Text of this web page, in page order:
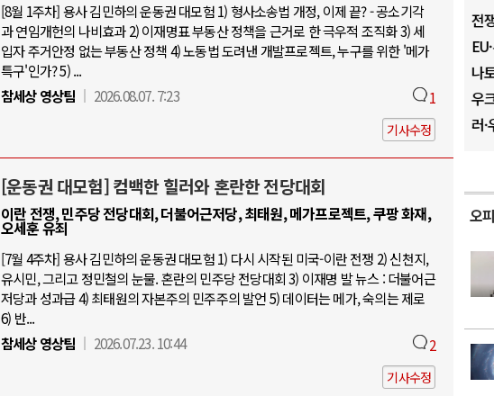
[8월 1주차] 용사 김민하의 운동권 대모험 1) 형사소송법 개정, 이제 끝? - 공소기각
과 연임개헌의 나비효과 2) 이재명표 부동산 정책을 근거로 한 극우적 조직화 3) 세
입자 주거안정 없는 부동산 정책 4) 노동법 도려낸 개발프로젝트, 누구를 위한 '메가
특구'인가? 5) ...
참세상 영상팀
2026.08.07. 7:23 1
기사수정
[운동권 대모험] 컴백한 힐러와 혼란한 전당대회
이란 전쟁, 민주당 전당대회, 더불어근저당, 최태원, 메가프로젝트, 쿠팡 화재,
오세훈 유죄
[7월 4주차] 용사 김민하의 운동권 대모험 1) 다시 시작된 미국-이란 전쟁 2) 신천지,
유시민, 그리고 정민철의 눈물. 혼란의 민주당 전당대회 3) 이재명 발 뉴스 : 더불어근
저당과 성과급 4) 최태원의 자본주의 민주주의 발언 5) 데이터는 메가, 숙의는 제로
6) 반...
참세상 영상팀
2026.07.23. 10:44 2
기사수정
중국 AI, 저가 공세로 글로벌 토큰 시..
AI 국부펀드 구상 놓고 미국 진보진영 ..
AI의 숨은 환경 비용: 데이터센터 확산..
AI는 어떻게 미국 민주주의를 잠식하고 ..
전
나
우
러
오